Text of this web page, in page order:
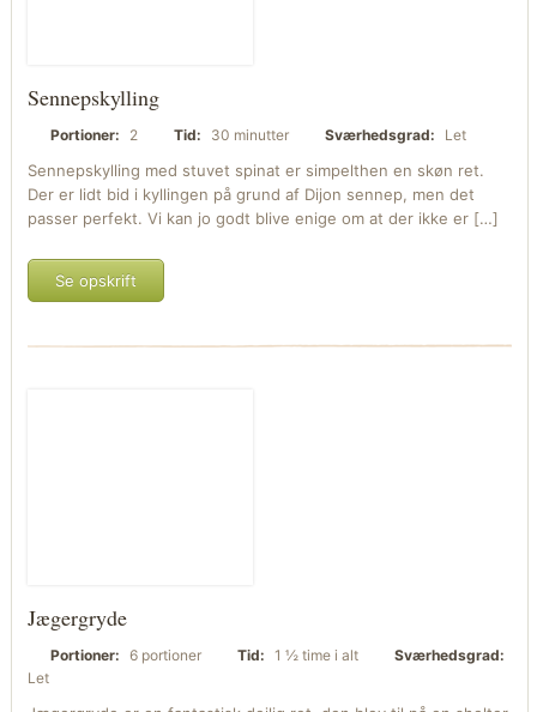
Sennepskylling
Portioner: 2 Tid: 30 minutter Sværhedsgrad: Let
Sennepskylling med stuvet spinat er simpelthen en skøn ret.
Der er lidt bid i kyllingen på grund af Dijon sennep, men det
passer perfekt. Vi kan jo godt blive enige om at der ikke er […]
Se opskrift
Jægergryde
Portioner: 6 portioner Tid: 1 ½ time i alt
Sværhedsgrad:
Let